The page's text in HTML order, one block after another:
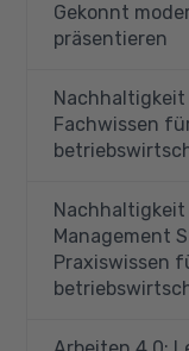
Gekonnt
präsentieren
Nachhaltigkeit
Fachwissen
Nachhaltigkeit
Management
Praxiswissen